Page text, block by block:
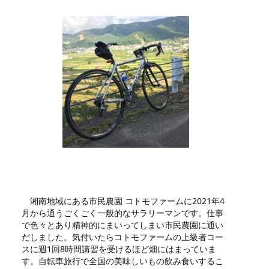
湘南地域にある市民農園 コトモファームに2021年4
月から通うごくごく一般的なサラリーマンです。仕事
で色々とあり精神的にまいってしまい市民農園に通い
だしました。気付いたらコトモファームの上級者コー
スに週1回8時間講習を受けるほど畑にはまっていま
す。自転車旅行で全国の美味しいもの飲み食いするこ